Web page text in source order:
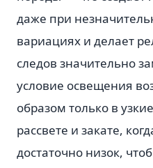
даже при
вариациях и делает
следов значительно
условие освещения
образом только в
рассвете и закате,
достаточно низок,